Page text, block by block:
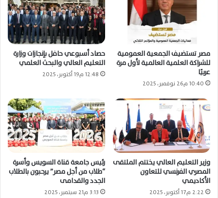
مصر تستضيف الجمعية العمومية
للشراكة العلمية العالمية لأول مرة
عربيًا
10:40 م26 نوفمبر، 2025
حصاد أسبوعي حافل بإنجازات وزارة
التعليم العالي والبحث العلمي
12:48 م19 أكتوبر، 2025
وزير التعليم العالي يختتم الملتقى
المصري الفرنسي للتعاون
الأكاديمي
2:22 م17 أكتوبر، 2025
رئيس جامعة قناة السويس وأسرة
“طلاب من أجل مصر” يرحبون بالطلاب
الجدد والقدامى
3:13 م21 سبتمبر، 2025